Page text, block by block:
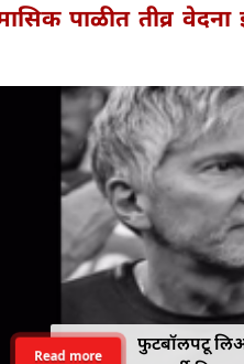
पाळीत तीव्र
फुटबॉलपटू
Read more